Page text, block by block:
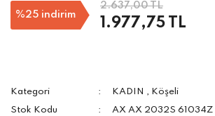
%25 indirim
2.637,00 TL
1.977,75 TL
Kategori KADIN , Köşeli
Stok Kodu
AX AX 2032S 61034Z